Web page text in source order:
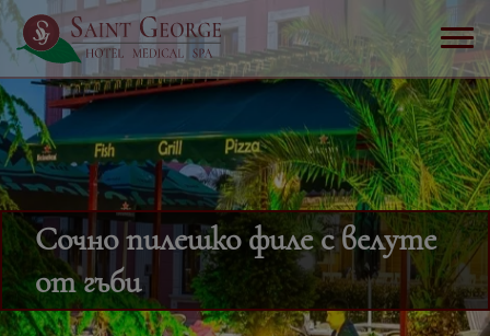
Сочно пилешко филе с велуте
от гъби